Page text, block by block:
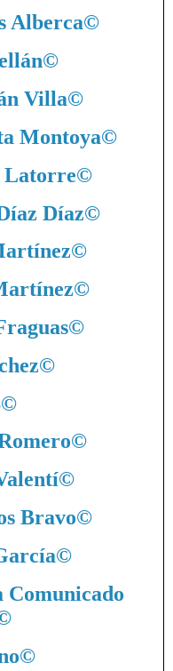
Alberca©
©
Villa©
Montoya©
Latorre©
Díaz©
©
©
©
©
©
©
©
Bravo©
©
Comunicado
©